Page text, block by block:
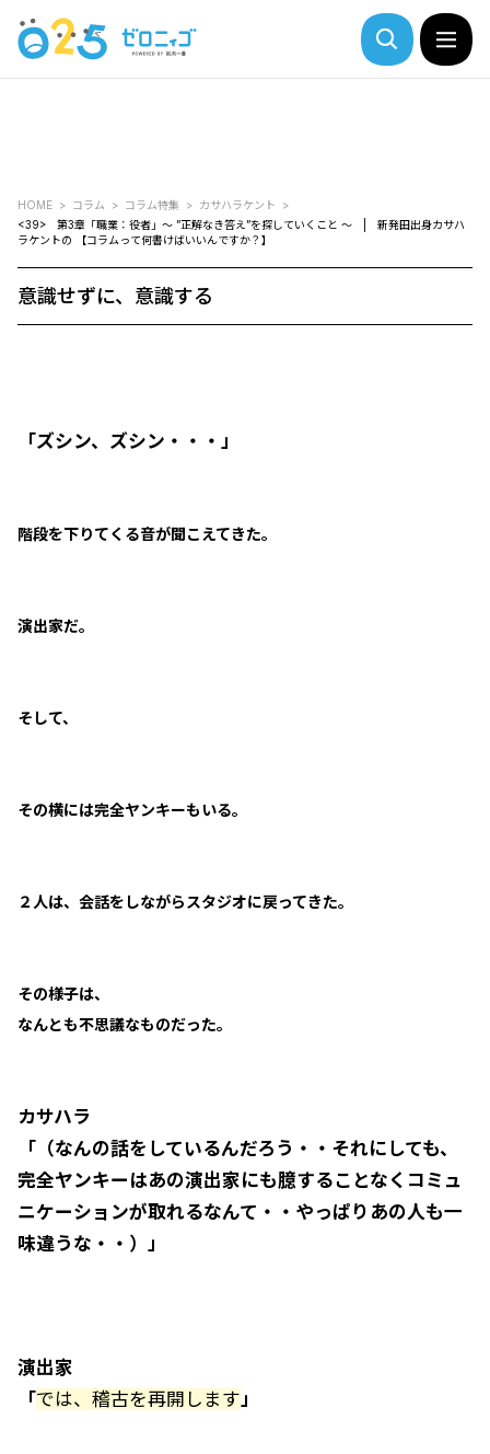
HOME コラム コラム特集
カサハラケント
<39> 第3章「職業：役者」～ ”正解なき答え”を探していくこと ～ | 新発田出身カサハ
ラケントの 【コラムって何書けばいいんですか？】
意識せずに、意識する
「ズシン、ズシン・・・」
階段を下りてくる音が聞こえてきた。
演出家だ。
そして、
その横には完全ヤンキーもいる。
２人は、会話をしながらスタジオに戻ってきた。
その様子は、
なんとも不思議なものだった。
カサハラ
「（なんの話をしているんだろう・・それにしても、
完全ヤンキーはあの演出家にも臆することなくコミュ
ニケーションが取れるなんて・・やっぱりあの人も一
味違うな・・）」
演出家
「では、稽古を再開します」